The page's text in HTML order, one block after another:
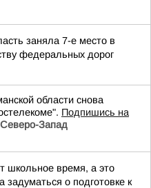
заняла 7-е место в
федеральных дорог
области снова
Подпишись на
Запад
школьное время, а это
задуматься о подготовке к